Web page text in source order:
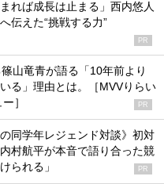
れば成長は止まる」西内悠人
伝えた“挑戦する力”
PR
山竜青が語る「10年前より
る」理由とは。［MVVりらい
］
PR
同学年レジェンド対談》初対
村航平が本音で語り合った競
られる」
PR